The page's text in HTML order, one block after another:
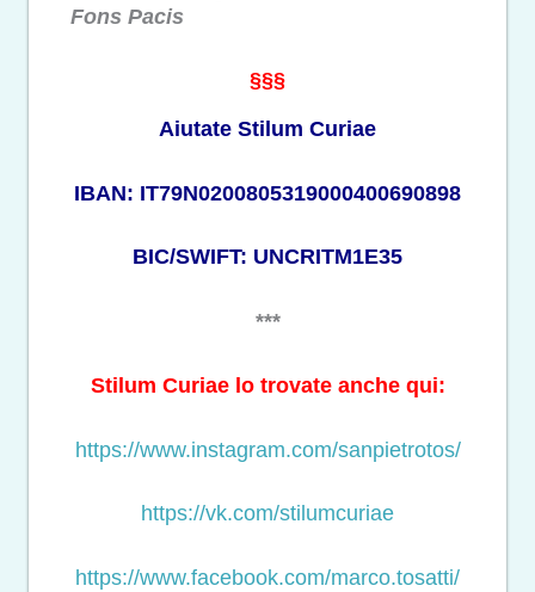
Fons Pacis
§§§
Aiutate Stilum Curiae
IBAN: IT79N0200805319000400690898
BIC/SWIFT: UNCRITM1E35
***
Stilum Curiae lo trovate anche qui:
https://www.instagram.com/sanpietrotos/
https://vk.com/stilumcuriae
https://www.facebook.com/marco.tosatti/